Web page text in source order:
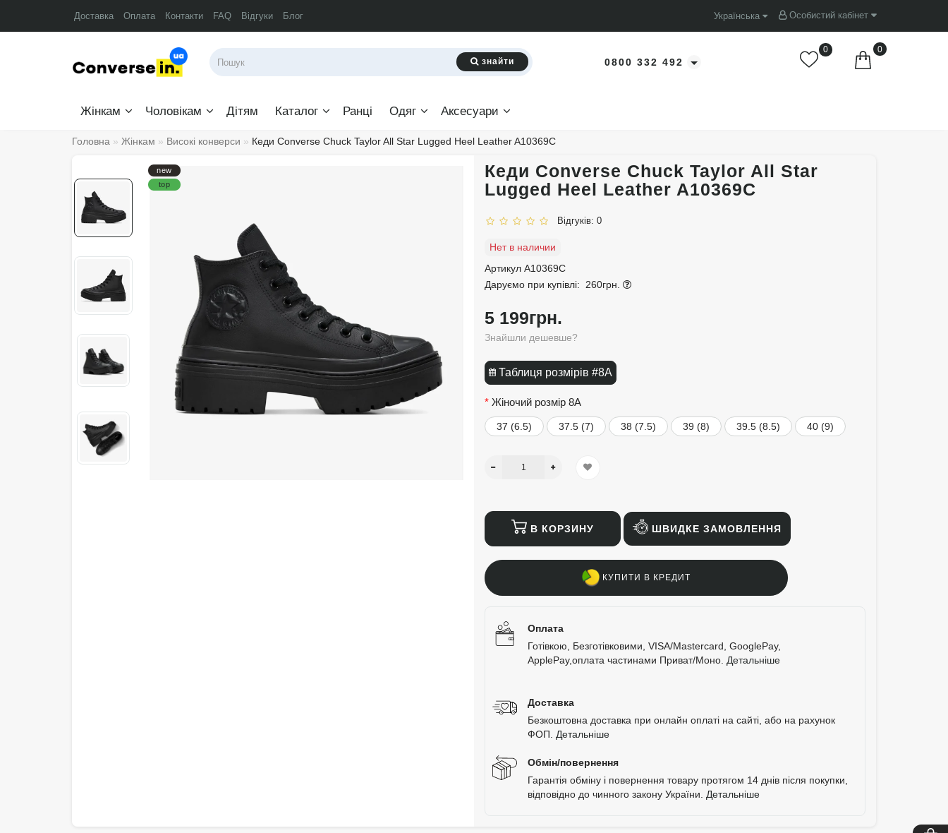
Особистий кабінет
Українська
Доставка Оплата Контакти FAQ Відгуки Блог
знайти 0800 332 492
0
0
Жінкам Чоловікам Дітям Каталог Ранці Одяг Аксесуари
Головна Жінкам Високі конверси Кеди Converse Chuck Taylor All Star Lugged Heel Leather A10369C
new
top
Кеди Converse Chuck Taylor All Star
Lugged Heel Leather A10369C
Відгуків: 0
Нет в наличии
Артикул A10369C
Даруємо при купівлі: 260грн.
5 199грн.
Знайшли дешевше?
Таблиця розмірів #8A
Жіночий розмір 8A
37 (6.5) 37.5 (7) 38 (7.5) 39 (8) 39.5 (8.5) 40 (9)
В КОРЗИНУ ШВИДКЕ ЗАМОВЛЕННЯ
КУПИТИ В КРЕДИТ
Оплата
Готівкою, Безготівковими, VISA/Mastercard, GooglePay,
ApplePay,оплата частинами Приват/Моно. Детальніше
Доставка
Безкоштовна доставка при онлайн оплаті на сайті, або на рахунок
ФОП. Детальніше
Обмін/повернення
Гарантія обміну і повернення товару протягом 14 днів після покупки,
відповідно до чинного закону України. Детальніше